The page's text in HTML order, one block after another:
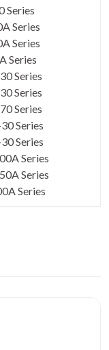
Series
Series
Series
Series
Series
Series
Series
Series
Series
Series
Series
Series